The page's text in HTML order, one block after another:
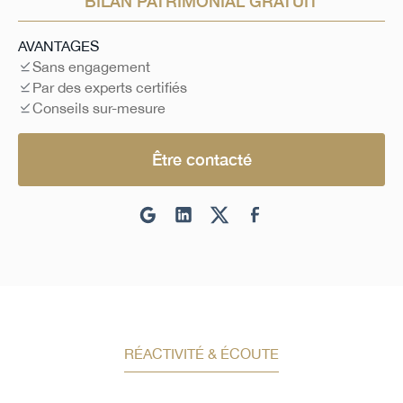
AVANTAGES
Sans engagement
Par des experts certifiés
Conseils sur-mesure
Être contacté
RÉACTIVITÉ & ÉCOUTE